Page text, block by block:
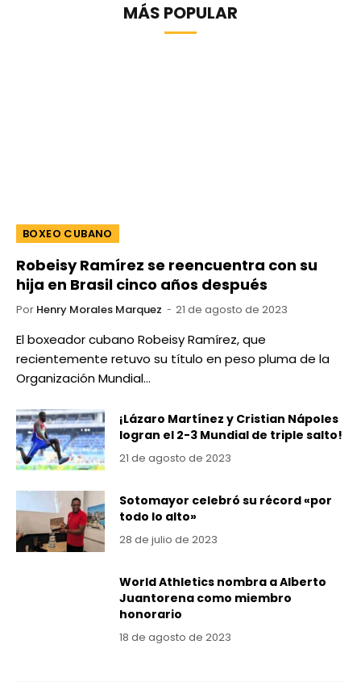
MÁS POPULAR
BOXEO CUBANO
Robeisy Ramírez se reencuentra con su
hija en Brasil cinco años después
Por Henry Morales Marquez 21 de agosto de 2023
El boxeador cubano Robeisy Ramírez, que
recientemente retuvo su título en peso pluma de la
Organización Mundial…
¡Lázaro Martínez y Cristian Nápoles
logran el 2-3 Mundial de triple salto!
21 de agosto de 2023
Sotomayor celebró su récord «por
todo lo alto»
28 de julio de 2023
World Athletics nombra a Alberto
Juantorena como miembro
honorario
18 de agosto de 2023